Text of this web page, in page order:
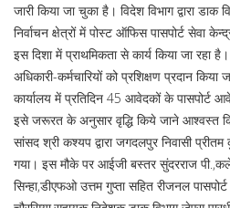
जारी किया जा चुका है। विदेश विभाग द्वारा
निर्वाचन क्षेत्रों में पोस्ट ऑफिस पासपोर्ट सेवा
इस दिशा में प्राथमिकता से कार्य किया जा रहा
अधिकारी-कर्मचारियों को प्रशिक्षण प्रदान किया
कार्यालय में प्रतिदिन 45 आवेदकों के पासपोर्ट
इसे जरूरत के अनुसार वृद्धि किये जाने आश्वस्त
सांसद श्री कश्यप द्वारा जगदलपुर निवासी प्रीतम
गया। इस मौके पर आईजी बस्तर सुंदरराज
सिन्हा,डीएफओ उत्तम गुप्ता सहित रीजनल